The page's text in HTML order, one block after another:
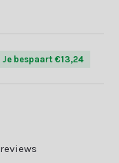
Je bespaart €13,24
reviews